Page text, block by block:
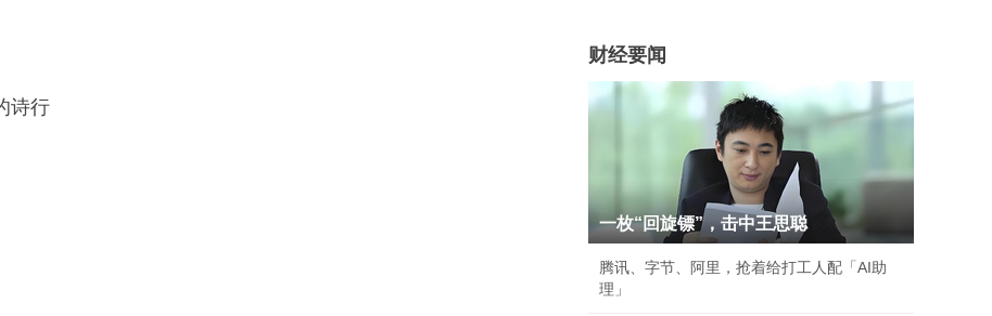
诗行
财经要闻
一枚“回旋镖”，击中王思聪
腾讯、字节、阿里，抢着给打工人配「AI助
理」